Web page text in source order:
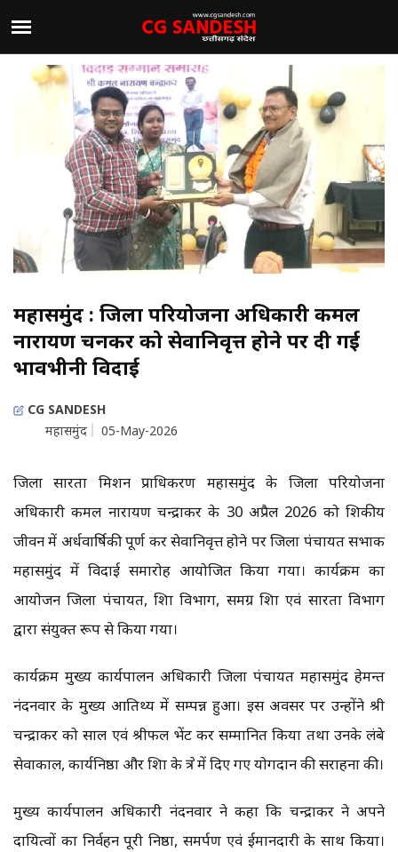
महासमुंद : जिला परियोजना अधिकारी कमल
नारायण चन्द्राकर को सेवानिवृत्त होने पर दी गई
भावभीनी विदाई
CG SANDESH
महासमुंद
05-May-2026
जिला साक्षरता मिशन प्राधिकरण महासमुंद के जिला परियोजना
अधिकारी कमल नारायण चन्द्राकर के 30 अप्रैल 2026 को शिक्षकीय
जीवन में अर्धवार्षिकी पूर्ण कर सेवानिवृत्त होने पर जिला पंचायत सभाकक्ष
महासमुंद में विदाई समारोह आयोजित किया गया। कार्यक्रम का
आयोजन जिला पंचायत, शिक्षा विभाग, समग्र शिक्षा एवं साक्षरता विभाग
द्वारा संयुक्त रूप से किया गया।
कार्यक्रम मुख्य कार्यपालन अधिकारी जिला पंचायत महासमुंद हेमन्त
नंदनवार के मुख्य आतिथ्य में सम्पन्न हुआ। इस अवसर पर उन्होंने श्री
चन्द्राकर को साल एवं श्रीफल भेंट कर सम्मानित किया तथा उनके लंबे
सेवाकाल, कार्यनिष्ठा और शिक्षा के क्षेत्र में दिए गए योगदान की सराहना की।
मुख्य कार्यपालन अधिकारी नंदनवार ने कहा कि चन्द्राकर ने अपने
दायित्वों का निर्वहन पूरी निष्ठा, समर्पण एवं ईमानदारी के साथ किया।